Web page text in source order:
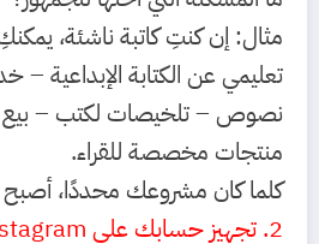
مثال: إن كنتِ كاتبة ناشئة،
تعليمي عن الكتابة الإبداعية –
نصوص –تلخيصات لكتب –
منتجات مخصصة للقراء.
كلما كان مشروعك محددًا،